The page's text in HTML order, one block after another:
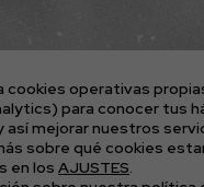
DE LAS ENTRADAS
A
cookies operativas
para conocer tus
así mejorar nuestros
sobre qué cookies
en los AJUSTES.